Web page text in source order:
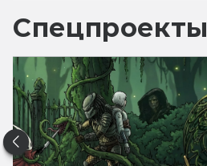
Спецпроекты